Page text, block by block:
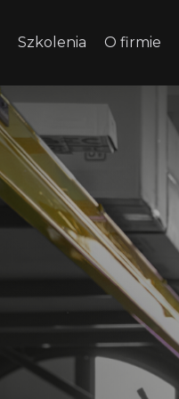
Szkolenia O firmie